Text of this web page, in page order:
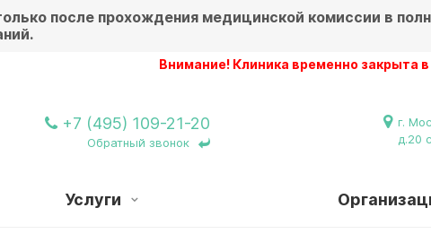
после прохождения медицинской комиссии в
Внимание! Клиника временно закрыта в
+7 (495) 109-21-20
Обратный звонок
г.
д.20
Услуги